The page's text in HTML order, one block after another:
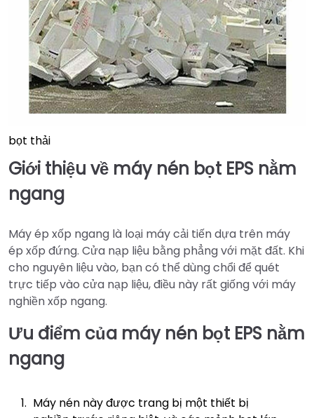
bọt thải
Giới thiệu về máy nén bọt EPS nằm
ngang
Máy ép xốp ngang là loại máy cải tiến dựa trên máy
ép xốp đứng. Cửa nạp liệu bằng phẳng với mặt đất. Khi
cho nguyên liệu vào, bạn có thể dùng chổi để quét
trực tiếp vào cửa nạp liệu, điều này rất giống với máy
nghiền xốp ngang.
Ưu điểm của máy nén bọt EPS nằm
ngang
Máy nén này được trang bị một thiết bị